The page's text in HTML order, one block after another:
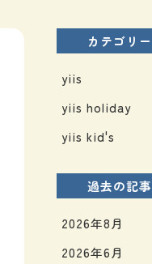
カテゴリー
yiis
yiis holiday
yiis kid's
過去の記事
2026年8月
2026年6月